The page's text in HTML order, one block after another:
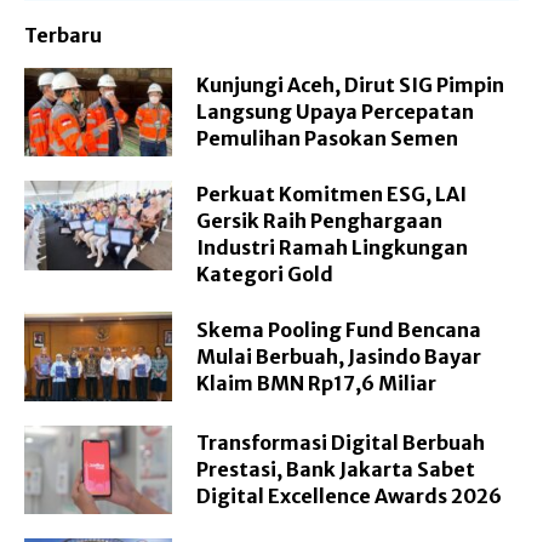
Terbaru
Kunjungi Aceh, Dirut SIG Pimpin
Langsung Upaya Percepatan
Pemulihan Pasokan Semen
Perkuat Komitmen ESG, LAI
Gersik Raih Penghargaan
Industri Ramah Lingkungan
Kategori Gold
Skema Pooling Fund Bencana
Mulai Berbuah, Jasindo Bayar
Klaim BMN Rp17,6 Miliar
Transformasi Digital Berbuah
Prestasi, Bank Jakarta Sabet
Digital Excellence Awards 2026